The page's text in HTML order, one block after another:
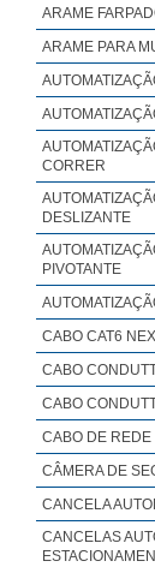
ARAME
ARAME PARA
CORRER
DESLIZANTE
PIVOTANTE
CABO CAT6
CABO
CABO
CABO DE
CÂMERA DE
CANCELA
CANCELAS